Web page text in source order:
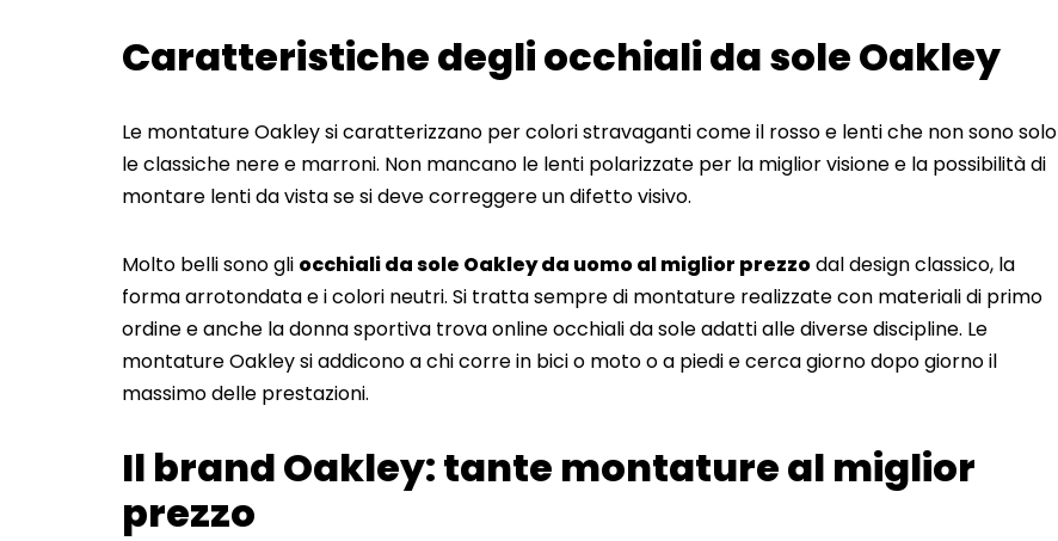
Caratteristiche degli occhiali da sole Oakley
Le montature Oakley si caratterizzano per colori stravaganti come il rosso e lenti che non sono solo
le classiche nere e marroni. Non mancano le lenti polarizzate per la miglior visione e la possibilità di
montare lenti da vista se si deve correggere un difetto visivo.
Molto belli sono gli occhiali da sole Oakley da uomo al miglior prezzodal design classico, la
forma arrotondata e i colori neutri. Si tratta sempre di montature realizzate con materiali di primo
ordine e anche la donna sportiva trova online occhiali da sole adatti alle diverse discipline. Le
montature Oakley si addicono a chi corre in bici o moto o a piedi e cerca giorno dopo giorno il
massimo delle prestazioni.
Il brand Oakley: tante montature al miglior
prezzo